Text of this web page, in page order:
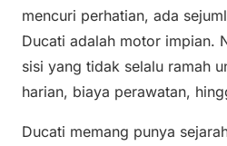
mencuri perhatian, ada
Ducati adalah motor impian.
sisi yang tidak selalu ramah
harian, biaya perawatan,
Ducati memang punya